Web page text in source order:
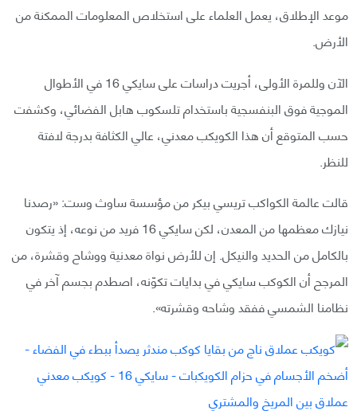
موعد الإطلاق، يعمل العلماء على استخلاص المعلومات الممكنة من
الأرض.
الآن وللمرة الأولى، أجريت دراسات على سايكي 16 في الأطوال
الموجية فوق البنفسجية باستخدام تلسكوب هابل الفضائي، وكشفت
حسب المتوقع أن هذا الكويكب معدني، عالي الكثافة بدرجة لافتة
للنظر.
قالت عالمة الكواكب تريسي بيكر من مؤسسة ساوث وست: «رصدنا
نيازك معظمها من المعدن، لكن سايكي 16 فريد من نوعه، إذ يتكون
بالكامل من الحديد والنيكل. إن للأرض نواة معدنية ووشاح وقشرة، من
المرجح أن الكوكب سايكي في بدايات تكوّنه، اصطدم بجسم آخر في
نظامنا الشمسي ففقد وشاحه وقشرته».